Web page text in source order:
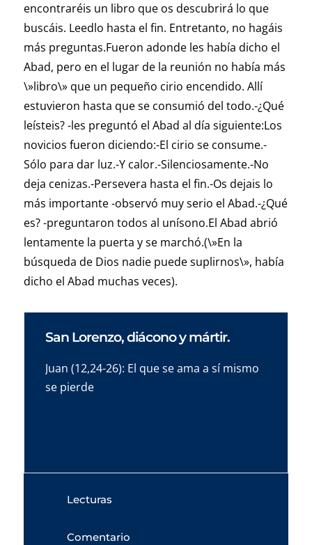
encontraréis un libro que os descubrirá lo que
buscáis. Leedlo hasta el fin. Entretanto, no hagáis
más preguntas.Fueron adonde les había dicho el
Abad, pero en el lugar de la reunión no había más
\»libro\» que un pequeño cirio encendido. Allí
estuvieron hasta que se consumió del todo.-¿Qué
leísteis? -les preguntó el Abad al día siguiente:Los
novicios fueron diciendo:-El cirio se consume.-
Sólo para dar luz.-Y calor.-Silenciosamente.-No
deja cenizas.-Persevera hasta el fin.-Os dejais lo
más importante -observó muy serio el Abad.-¿Qué
es? -preguntaron todos al unísono.El Abad abrió
lentamente la puerta y se marchó.(\»En la
búsqueda de Dios nadie puede suplirnos\», había
dicho el Abad muchas veces).
San Lorenzo, diácono y mártir.
Juan (12,24-26): El que se ama a sí mismo
se pierde
Lecturas
Comentario